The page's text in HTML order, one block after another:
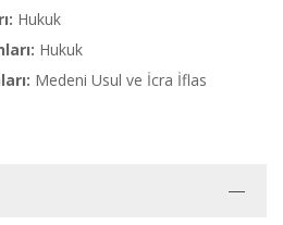
Hukuk
Hukuk
Medeni Usul ve İcra İflas